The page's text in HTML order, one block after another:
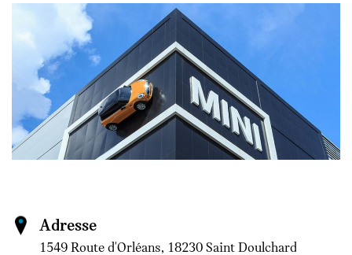
Adresse
1549 Route d'Orléans, 18230 Saint Doulchard